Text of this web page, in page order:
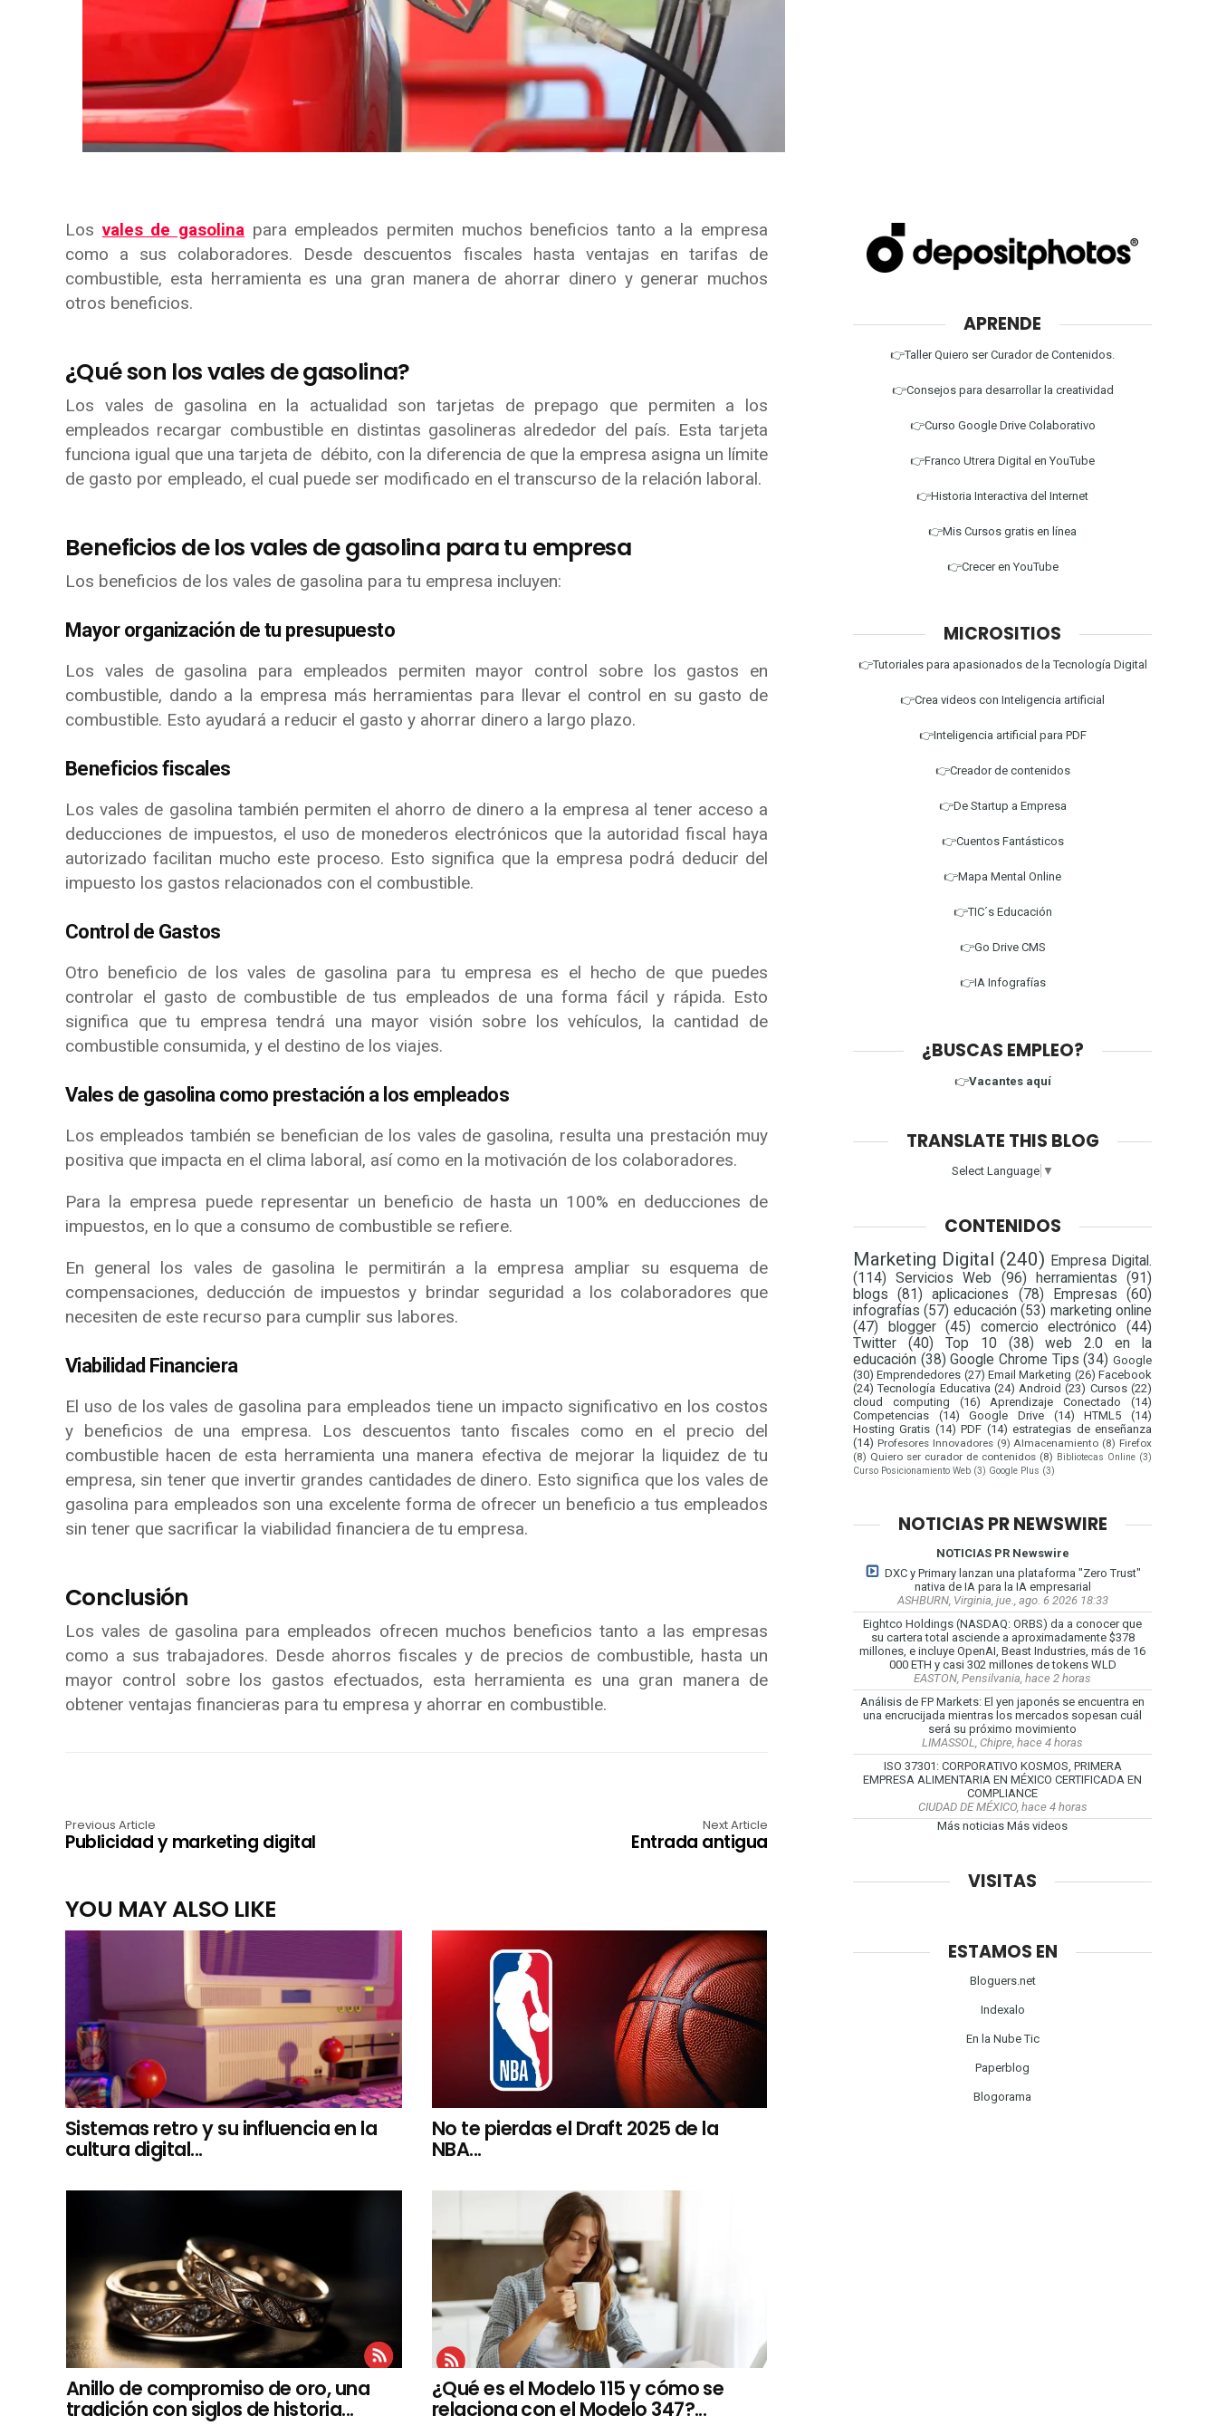
Los vales de gasolina para empleados permiten muchos beneficios tanto a la empresa
como a sus colaboradores. Desde descuentos fiscales hasta ventajas en tarifas de
combustible, esta herramienta es una gran manera de ahorrar dinero y generar muchos
otros beneficios.
¿Qué son los vales de gasolina?
Los vales de gasolina en la actualidad son tarjetas de prepago que permiten a los
empleados recargar combustible en distintas gasolineras alrededor del país. Esta tarjeta
funciona igual que una tarjeta de débito, con la diferencia de que la empresa asigna un límite
de gasto por empleado, el cual puede ser modificado en el transcurso de la relación laboral.
Beneficios de los vales de gasolina para tu empresa
Los beneficios de los vales de gasolina para tu empresa incluyen:
Mayor organización de tu presupuesto
Los vales de gasolina para empleados permiten mayor control sobre los gastos en
combustible, dando a la empresa más herramientas para llevar el control en su gasto de
combustible. Esto ayudará a reducir el gasto y ahorrar dinero a largo plazo.
Beneficios fiscales
Los vales de gasolina también permiten el ahorro de dinero a la empresa al tener acceso a
deducciones de impuestos, el uso de monederos electrónicos que la autoridad fiscal haya
autorizado facilitan mucho este proceso. Esto significa que la empresa podrá deducir del
impuesto los gastos relacionados con el combustible.
Control de Gastos
Otro beneficio de los vales de gasolina para tu empresa es el hecho de que puedes
controlar el gasto de combustible de tus empleados de una forma fácil y rápida. Esto
significa que tu empresa tendrá una mayor visión sobre los vehículos, la cantidad de
combustible consumida, y el destino de los viajes.
Vales de gasolina como prestación a los empleados
Los empleados también se benefician de los vales de gasolina, resulta una prestación muy
positiva que impacta en el clima laboral, así como en la motivación de los colaboradores.
Para la empresa puede representar un beneficio de hasta un 100% en deducciones de
impuestos, en lo que a consumo de combustible se refiere.
En general los vales de gasolina le permitirán a la empresa ampliar su esquema de
compensaciones, deducción de impuestos y brindar seguridad a los colaboradores que
necesiten de este recurso para cumplir sus labores.
Viabilidad Financiera
El uso de los vales de gasolina para empleados tiene un impacto significativo en los costos
y beneficios de una empresa. Los descuentos tanto fiscales como en el precio del
combustible hacen de esta herramienta una manera efectiva de mejorar la liquidez de tu
empresa, sin tener que invertir grandes cantidades de dinero. Esto significa que los vales de
gasolina para empleados son una excelente forma de ofrecer un beneficio a tus empleados
sin tener que sacrificar la viabilidad financiera de tu empresa.
Conclusión
Los vales de gasolina para empleados ofrecen muchos beneficios tanto a las empresas
como a sus trabajadores. Desde ahorros fiscales y de precios de combustible, hasta un
mayor control sobre los gastos efectuados, esta herramienta es una gran manera de
obtener ventajas financieras para tu empresa y ahorrar en combustible.
Previous Article
Publicidad y marketing digital
Next Article
Entrada antigua
YOU MAY ALSO LIKE
Sistemas retro y su influencia en la
cultura digital...
No te pierdas el Draft 2025 de la
NBA...
Anillo de compromiso de oro, una
tradición con siglos de historia...
¿Qué es el Modelo 115 y cómo se
relaciona con el Modelo 347?...
APRENDE
👉Taller Quiero ser Curador de Contenidos.
👉Consejos para desarrollar la creatividad
👉Curso Google Drive Colaborativo
👉Franco Utrera Digital en YouTube
👉Historia Interactiva del Internet
👉Mis Cursos gratis en línea
👉Crecer en YouTube
MICROSITIOS
👉Tutoriales para apasionados de la Tecnología Digital
👉Crea videos con Inteligencia artificial
👉Inteligencia artificial para PDF
👉Creador de contenidos
👉De Startup a Empresa
👉Cuentos Fantásticos
👉Mapa Mental Online
👉TIC´s Educación
👉Go Drive CMS
👉IA Infografías
¿BUSCAS EMPLEO?
👉Vacantes aquí
TRANSLATE THIS BLOG
Select Language ▼
CONTENIDOS
Marketing Digital (240) Empresa Digital.
(114)
Servicios Web (96) herramientas
(91)
blogs
(81) aplicaciones (78) Empresas
(60)
infografías (57) educación (53) marketing online
(47)
blogger (45) comercio electrónico
(44)
Twitter
(40) Top 10 (38)
web 2.0 en la
educación (38) Google Chrome Tips (34) Google
(30) Emprendedores (27) Email Marketing (26) Facebook
(24) Tecnología Educativa (24) Android (23) Cursos (22)
cloud computing
(16) Aprendizaje Conectado
(14)
Competencias
(14) Google Drive (14) HTML5
(14)
Hosting Gratis (14) PDF (14) estrategias de enseñanza
(14) Profesores Innovadores (9) Almacenamiento (8) Firefox
(8) Quiero ser curador de contenidos (8) Bibliotecas Online (3)
Curso Posicionamiento Web (3) Google Plus (3)
NOTICIAS PR NEWSWIRE
NOTICIAS PR Newswire
DXC y Primary lanzan una plataforma "Zero Trust"
nativa de IA para la IA empresarial
ASHBURN, Virginia, jue., ago. 6 2026 18:33
Eightco Holdings (NASDAQ: ORBS) da a conocer que
su cartera total asciende a aproximadamente $378
millones, e incluye OpenAI, Beast Industries, más de 16
000 ETH y casi 302 millones de tokens WLD
EASTON, Pensilvania, hace 2 horas
Análisis de FP Markets: El yen japonés se encuentra en
una encrucijada mientras los mercados sopesan cuál
será su próximo movimiento
LIMASSOL, Chipre, hace 4 horas
ISO 37301: CORPORATIVO KOSMOS, PRIMERA
EMPRESA ALIMENTARIA EN MÉXICO CERTIFICADA EN
COMPLIANCE
CIUDAD DE MÉXICO, hace 4 horas
Más noticias Más videos
VISITAS
ESTAMOS EN
Bloguers.net
Indexalo
En la Nube Tic
Paperblog
Blogorama